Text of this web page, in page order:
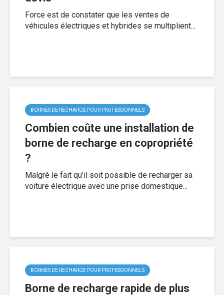
Force est de constater que les ventes de
véhicules électriques et hybrides se multiplient...
BORNES DE RECHARGE POUR PROFESSIONNELS
Combien coûte une installation de
borne de recharge en copropriété
?
Malgré le fait qu’il soit possible de recharger sa
voiture électrique avec une prise domestique...
BORNES DE RECHARGE POUR PROFESSIONNELS
Borne de recharge rapide de plus